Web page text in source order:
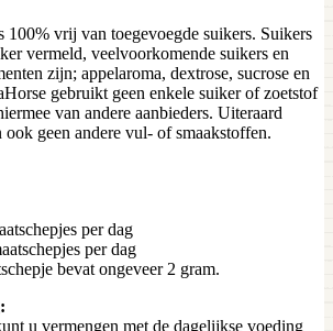
100% vrij van toegevoegde suikers. Suikers
vermeld, veelvoorkomende suikers en
zijn; appelaroma, dextrose, sucrose en
gebruikt geen enkele suiker of zoetstof
van andere aanbieders. Uiteraard
ook geen andere vul- of smaakstoffen.
per dag
per dag
bevat ongeveer 2 gram.
u vermengen met de dagelijkse voeding